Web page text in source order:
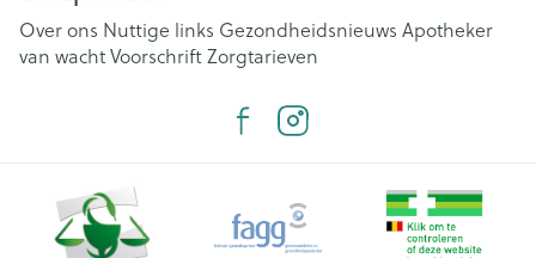
Over ons Nuttige links Gezondheidsnieuws Apotheker
van wachtVoorschriftZorgtarieven